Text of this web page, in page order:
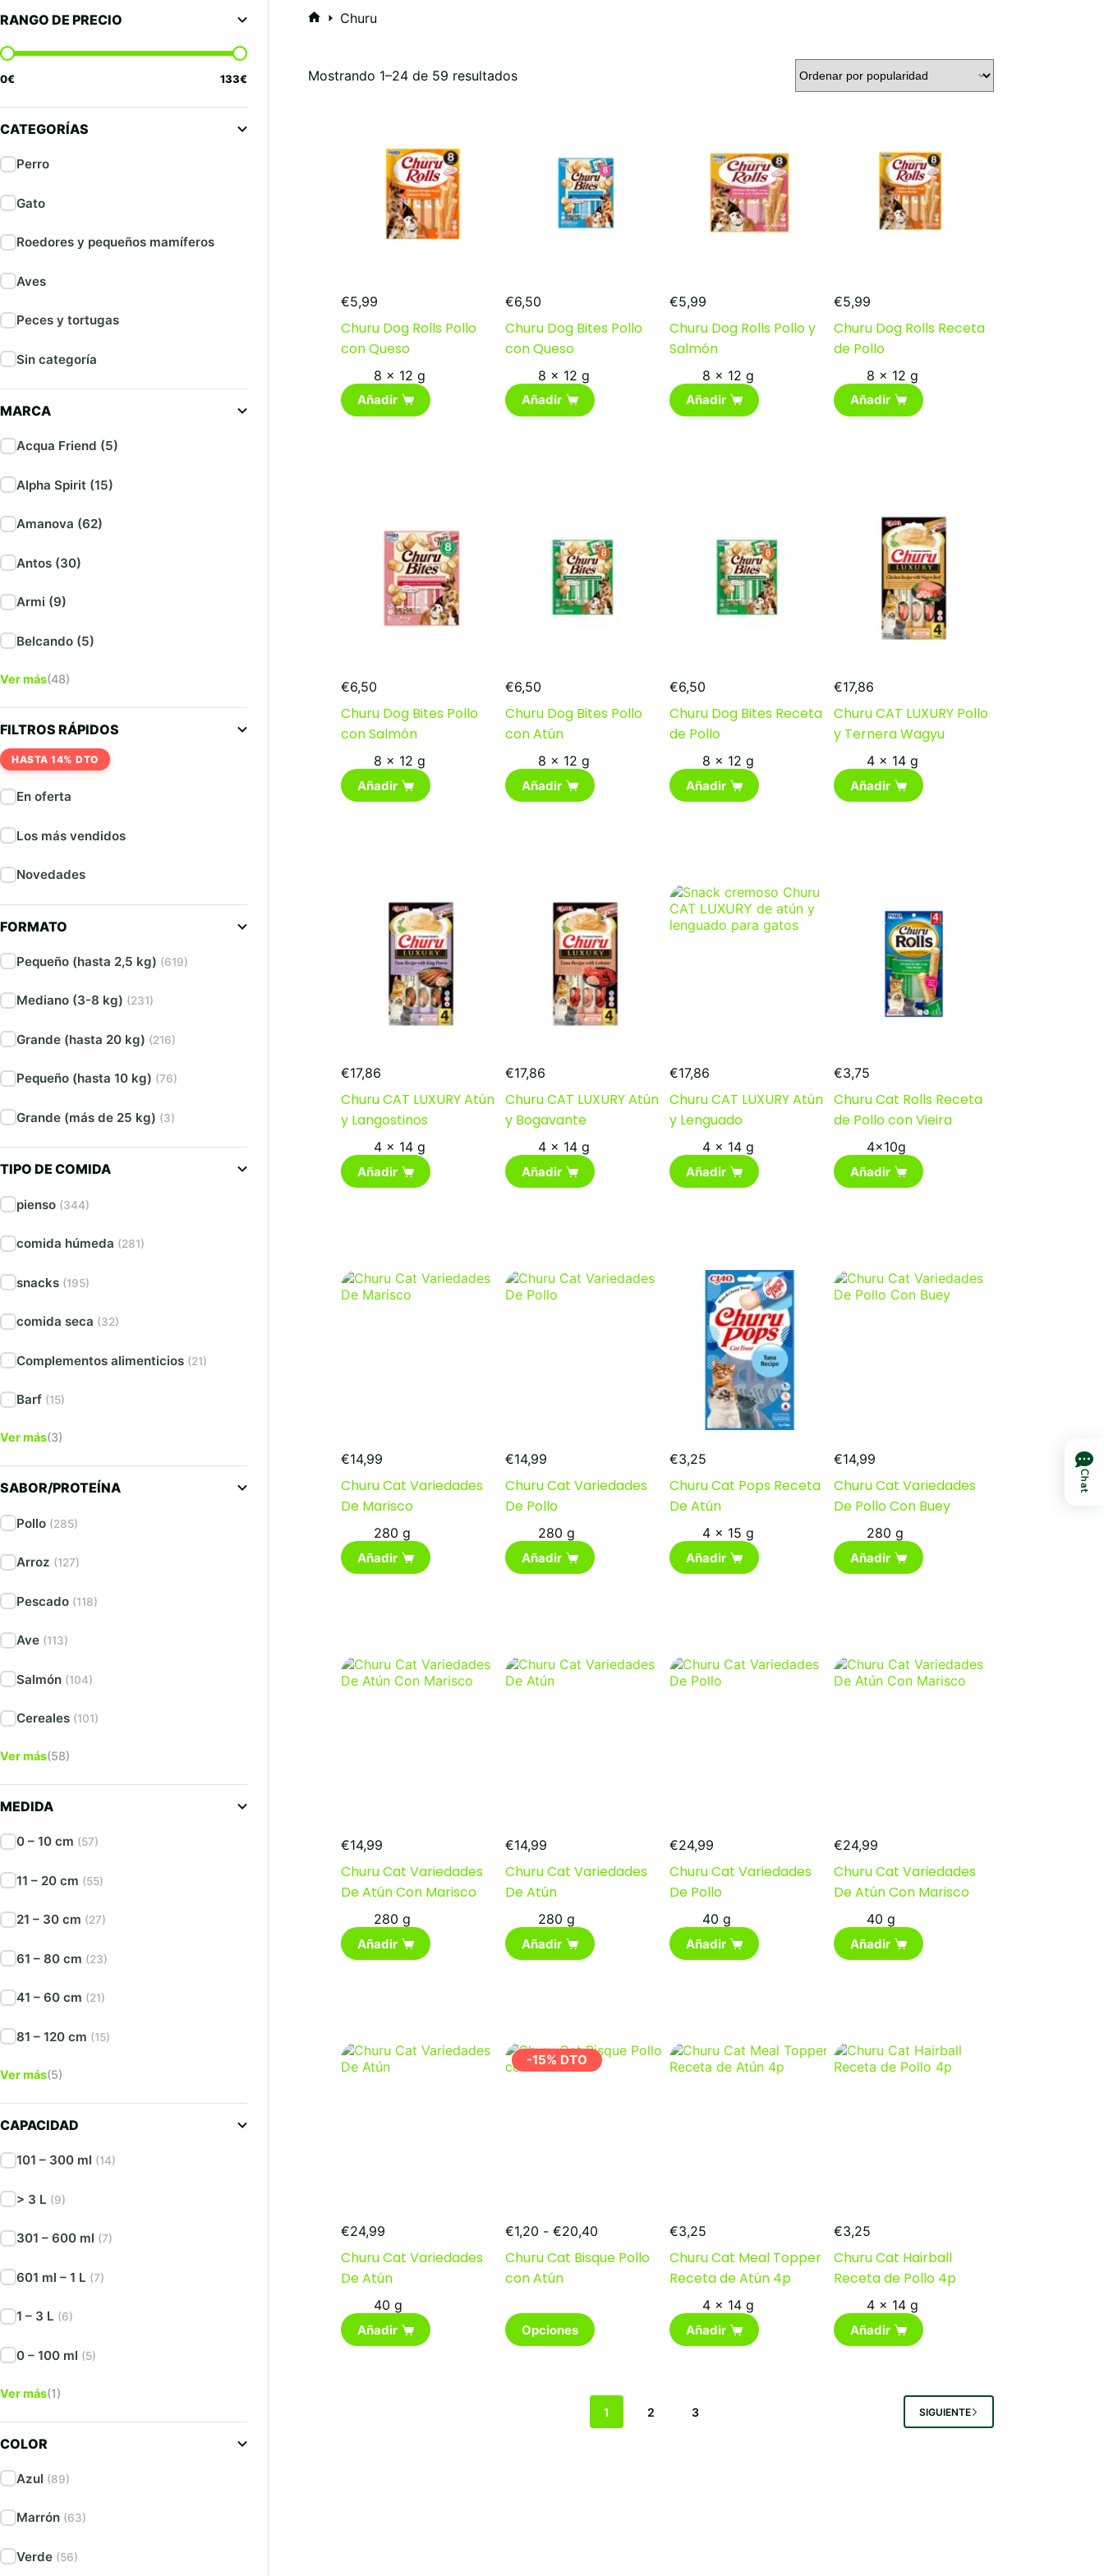
Churu
Mostrando 1–24 de 59 resultadosOrdenado
€5,99
Churu Dog Rolls Pollo
con Queso
8 x 12 g
Añadir
€6,50
Churu Dog Bites Pollo
con Queso
8 x 12 g
Añadir
€5,99
Churu Dog Rolls Pollo y
Salmón
8 x 12 g
Añadir
€5,99
Churu Dog Rolls Receta
de Pollo
8 x 12 g
Añadir
€6,50
Churu Dog Bites Pollo
con Salmón
8 x 12 g
Añadir
€6,50
Churu Dog Bites Pollo
con Atún
8 x 12 g
Añadir
€6,50
Churu Dog Bites Receta
de Pollo
8 x 12 g
Añadir
€17,86
Churu CAT LUXURY Pollo
y Ternera Wagyu
4 x 14 g
Añadir
€17,86
Churu CAT LUXURY Atún
y Langostinos
4 x 14 g
Añadir
€17,86
Churu CAT LUXURY Atún
y Bogavante
4 x 14 g
Añadir
€17,86
Churu CAT LUXURY Atún
y Lenguado
4 x 14 g
Añadir
€3,75
Churu Cat Rolls Receta
de Pollo con Vieira
4x10g
Añadir
€14,99
Churu Cat Variedades
De Marisco
280 g
Añadir
€14,99
Churu Cat Variedades
De Pollo
280 g
Añadir
€3,25
Churu Cat Pops Receta
De Atún
4 x 15 g
Añadir
€14,99
Churu Cat Variedades
De Pollo Con Buey
280 g
Añadir
€14,99
Churu Cat Variedades
De Atún Con Marisco
280 g
Añadir
€14,99
Churu Cat Variedades
De Atún
280 g
Añadir
€24,99
Churu Cat Variedades
De Pollo
40 g
Añadir
€24,99
Churu Cat Variedades
De Atún Con Marisco
40 g
Añadir
€24,99
Churu Cat Variedades
De Atún
40 g
Añadir
-15% DTO
€1,20 - €20,40Rango
precios:
Churu Cat Bisque Pollo
con Atún
Opciones
Este
producto
€3,25
Churu Cat Meal Topper
Receta de Atún 4p
4 x 14 g
Añadir
€3,25
Churu Cat Hairball
Receta de Pollo 4p
4 x 14 g
Añadir
1 2 3 SIGUIENTE
RANGO DE PRECIO
0€ 133€
CATEGORÍAS
Perro
Gato
Roedores y pequeños mamíferos
Aves
Peces y tortugas
Sin categoría
MARCA
Acqua Friend (5)
Alpha Spirit (15)
Amanova (62)
Antos (30)
Armi (9)
Belcando (5)
Ver más(48)
FILTROS RÁPIDOS
HASTA 14% DTO
En oferta
Los más vendidos
Novedades
FORMATO
Pequeño (hasta 2,5 kg) (619)
Mediano (3-8 kg) (231)
Grande (hasta 20 kg) (216)
Pequeño (hasta 10 kg) (76)
Grande (más de 25 kg) (3)
TIPO DE COMIDA
pienso (344)
comida húmeda (281)
snacks (195)
comida seca (32)
Complementos alimenticios (21)
Barf (15)
Ver más(3)
SABOR/PROTEÍNA
Pollo (285)
Arroz (127)
Pescado (118)
Ave (113)
Salmón (104)
Cereales (101)
Ver más(58)
MEDIDA
0 – 10 cm (57)
11 – 20 cm (55)
21 – 30 cm (27)
61 – 80 cm (23)
41 – 60 cm (21)
81 – 120 cm (15)
Ver más(5)
CAPACIDAD
101 – 300 ml (14)
> 3 L (9)
301 – 600 ml (7)
601 ml – 1 L (7)
1 – 3 L (6)
0 – 100 ml (5)
Ver más(1)
COLOR
Azul (89)
Marrón (63)
Verde (56)
Chat